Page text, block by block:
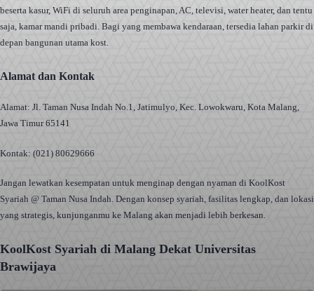
beserta kasur, WiFi di seluruh area penginapan, AC, televisi, water heater, dan tentu
saja, kamar mandi pribadi. Bagi yang membawa kendaraan, tersedia lahan parkir di
depan bangunan utama kost.
Alamat dan Kontak
Alamat: Jl. Taman Nusa Indah No.1, Jatimulyo, Kec. Lowokwaru, Kota Malang,
Jawa Timur 65141
Kontak: (021) 80629666
Jangan lewatkan kesempatan untuk menginap dengan nyaman di KoolKost
Syariah @ Taman Nusa Indah. Dengan konsep syariah, fasilitas lengkap, dan lokasi
yang strategis, kunjunganmu ke Malang akan menjadi lebih berkesan.
KoolKost Syariah di Malang Dekat Universitas
Brawijaya